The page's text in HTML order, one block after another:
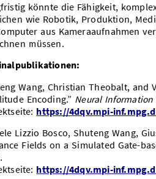
könnte die Fähigkeit,
wie Robotik, Produktion,
aus Kameraaufnahmen
müssen.
Wang, Christian Theobalt, and
Encoding.” Neural Information
https://4dqv.mpi-
Lizzio Bosco, Shuteng Wang,
Fields on a Simulated Gate-
https://4dqv.mpi-